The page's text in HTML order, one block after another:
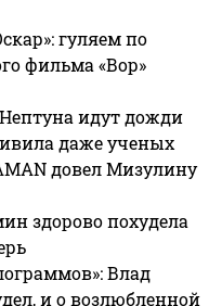
гуляем по
фильма «Вор»
идут дожди
даже ученых
довел Мизулину
здорово похудела
Влад
и о возлюбленной